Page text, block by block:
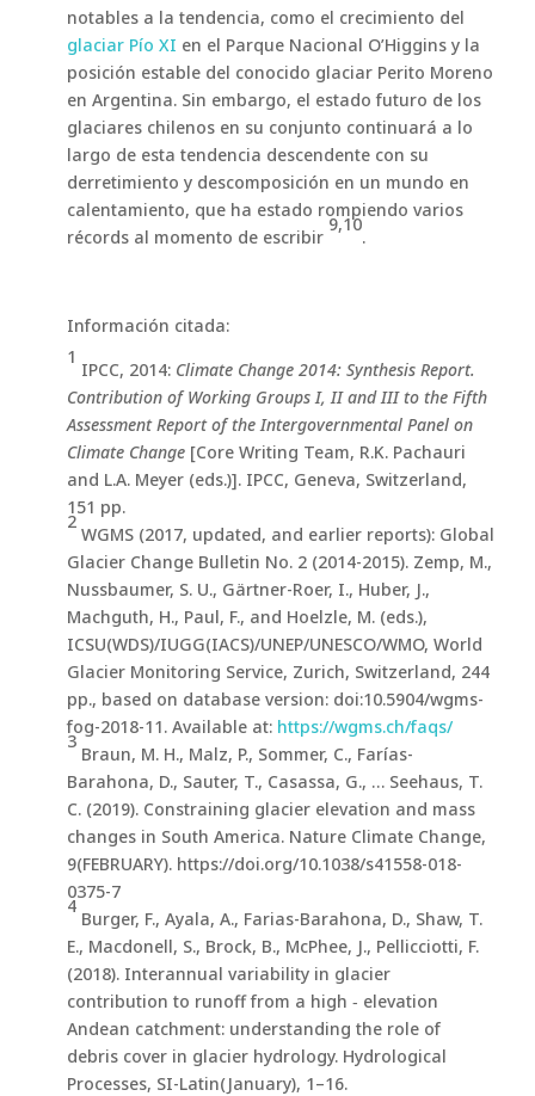
notables a la tendencia, como el crecimiento del
glaciar Pío XI en el Parque Nacional O’Higgins y la
posición estable del conocido glaciar Perito Moreno
en Argentina. Sin embargo, el estado futuro de los
glaciares chilenos en su conjunto continuará a lo
largo de esta tendencia descendente con su
derretimiento y descomposición en un mundo en
calentamiento, que ha estado rompiendo varios
récords al momento de escribir
9,10
.
Información citada:
1
IPCC, 2014: Climate Change 2014: Synthesis Report.
Contribution of Working Groups I, II and III to the Fifth
Assessment Report of the Intergovernmental Panel on
Climate Change[Core Writing Team, R.K. Pachauri
and L.A. Meyer (eds.)]. IPCC, Geneva, Switzerland,
151 pp.
2
WGMS (2017, updated, and earlier reports): Global
Glacier Change Bulletin No. 2 (2014-2015). Zemp, M.,
Nussbaumer, S. U., Gärtner-Roer, I., Huber, J.,
Machguth, H., Paul, F., and Hoelzle, M. (eds.),
ICSU(WDS)/IUGG(IACS)/UNEP/UNESCO/WMO, World
Glacier Monitoring Service, Zurich, Switzerland, 244
pp., based on database version: doi:10.5904/wgms-
fog-2018-11. Available at: https://wgms.ch/faqs/
3
Braun, M. H., Malz, P., Sommer, C., Farías-
Barahona, D., Sauter, T., Casassa, G., … Seehaus, T.
C. (2019). Constraining glacier elevation and mass
changes in South America. Nature Climate Change,
9(FEBRUARY). https://doi.org/10.1038/s41558-018-
0375-7
4
Burger, F., Ayala, A., Farias-Barahona, D., Shaw, T.
E., Macdonell, S., Brock, B., McPhee, J., Pellicciotti, F.
(2018). Interannual variability in glacier
contribution to runoff from a high ‐ elevation
Andean catchment: understanding the role of
debris cover in glacier hydrology. Hydrological
Processes, SI-Latin(January), 1–16.